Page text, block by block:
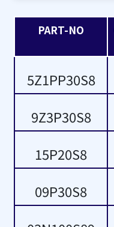
PART-NO
5Z1PP30S8
9Z3P30S8
15P20S8
09P30S8